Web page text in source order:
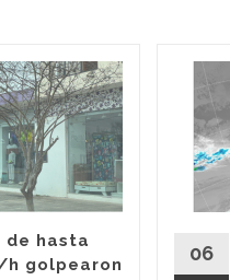
de hasta
h golpearon
06